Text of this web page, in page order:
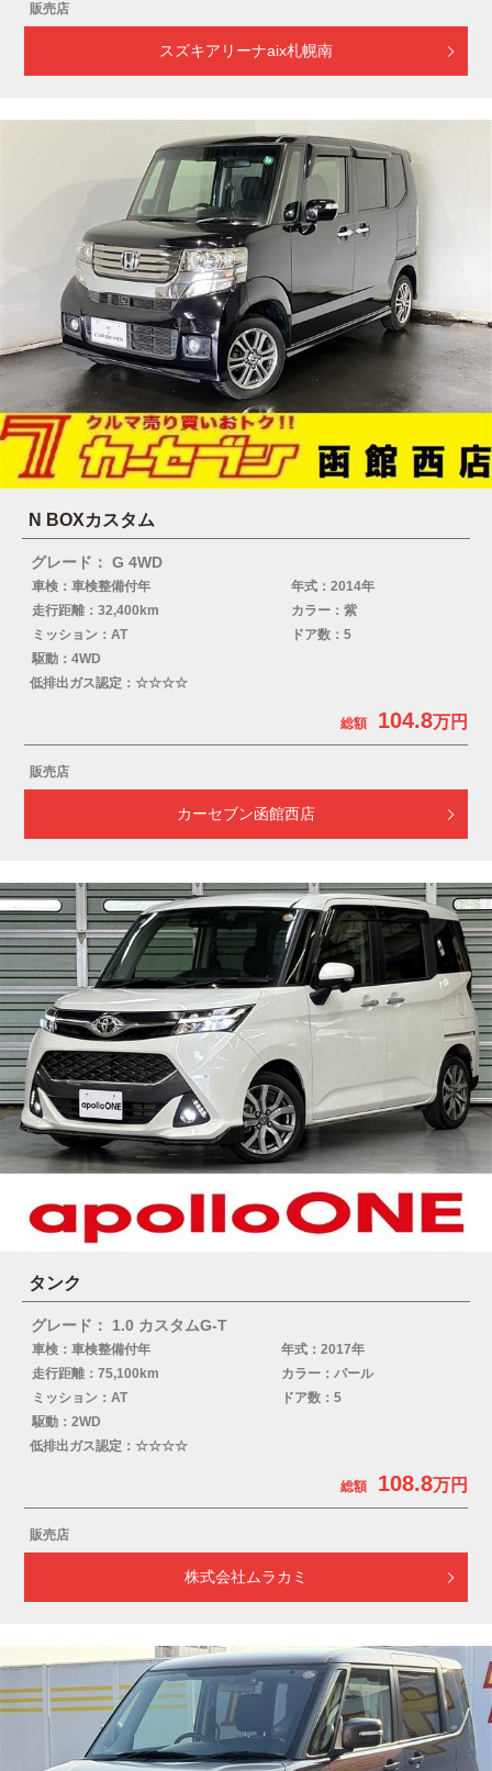
販売店
スズキアリーナaix札幌南
N BOXカスタム
グレード： G 4WD
車検：車検整備付年
年式：2014年
走行距離：32,400km
カラー：紫
ミッション：AT
ドア数：5
駆動：4WD
低排出ガス認定：☆☆☆☆
104.8
販売店
カーセブン函館西店
タンク
グレード： 1.0 カスタムG-T
車検：車検整備付年
年式：2017年
走行距離：75,100km
カラー：パール
ミッション：AT
ドア数：5
駆動：2WD
低排出ガス認定：☆☆☆☆
108.8
販売店
株式会社ムラカミ